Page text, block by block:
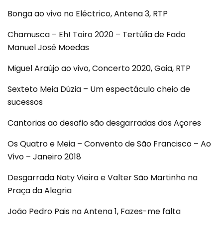
Bonga ao vivo no Eléctrico, Antena 3, RTP
Chamusca – Eh! Toiro 2020 – Tertúlia de Fado
Manuel José Moedas
Miguel Araújo ao vivo, Concerto 2020, Gaia, RTP
Sexteto Meia Dúzia – Um espectáculo cheio de
sucessos
Cantorias ao desafio são desgarradas dos Açores
Os Quatro e Meia – Convento de São Francisco – Ao
Vivo – Janeiro 2018
Desgarrada Naty Vieira e Valter São Martinho na
Praça da Alegria
João Pedro Pais na Antena 1, Fazes-me falta